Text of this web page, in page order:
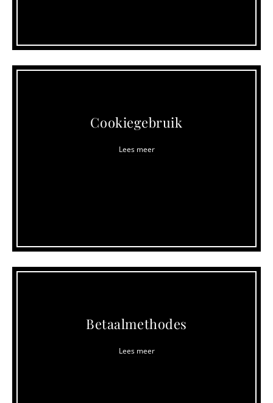
Cookiegebruik
Lees meer
Betaalmethodes
Lees meer